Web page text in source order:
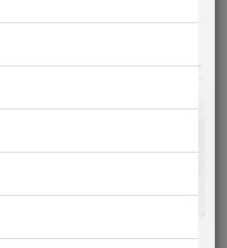
o